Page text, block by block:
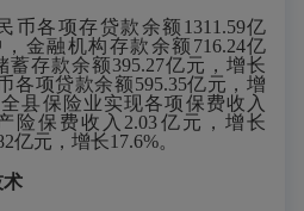
币各项存贷款余额 1311.59亿
金融机构存款余额 716.24亿
蓄存款余额395.27亿元，增长
各项贷款余额595.35亿元，增
县保险业实现各项保费收入
险保费收入 2.03亿元，增长
亿元， 增长17.6%。
术